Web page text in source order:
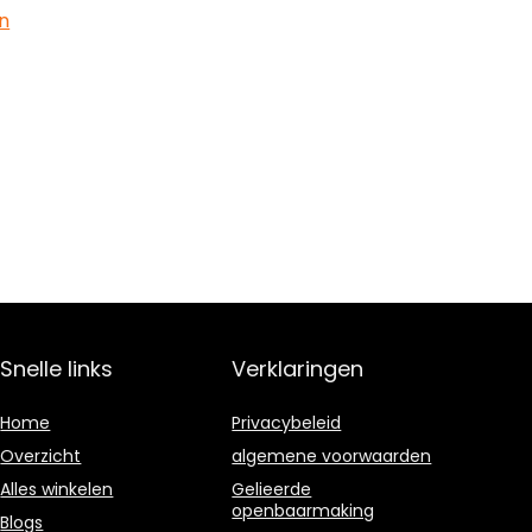
Snelle links
Home
Overzicht
Alles winkelen
Blogs
Verklaringen
Privacybeleid
algemene voorwaarden
Gelieerde
openbaarmaking